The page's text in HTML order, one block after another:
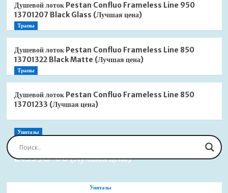
Душевой лоток Pestan Confluo Frameless Line 950
13701207 Black Glass (Лучшая цена)
Трапы
Душевой лоток Pestan Confluo Frameless Line 850
13701322 Black Matte (Лучшая цена)
Трапы
Душевой лоток Pestan Confluo Frameless Line 850
13701233 (Лучшая цена)
Унитазы
Сиденье для унитаза Jacob Delafon Brive
E4359G-00 (Лучшая цена)
Унитазы